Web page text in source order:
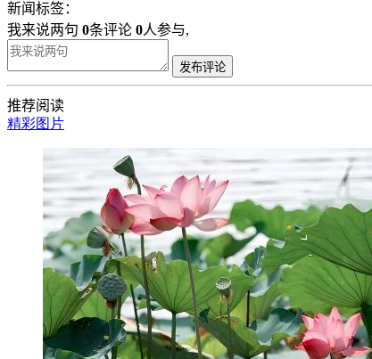
新闻标签：
我来说两句 0条评论 0人参与,
发布评论
推荐阅读